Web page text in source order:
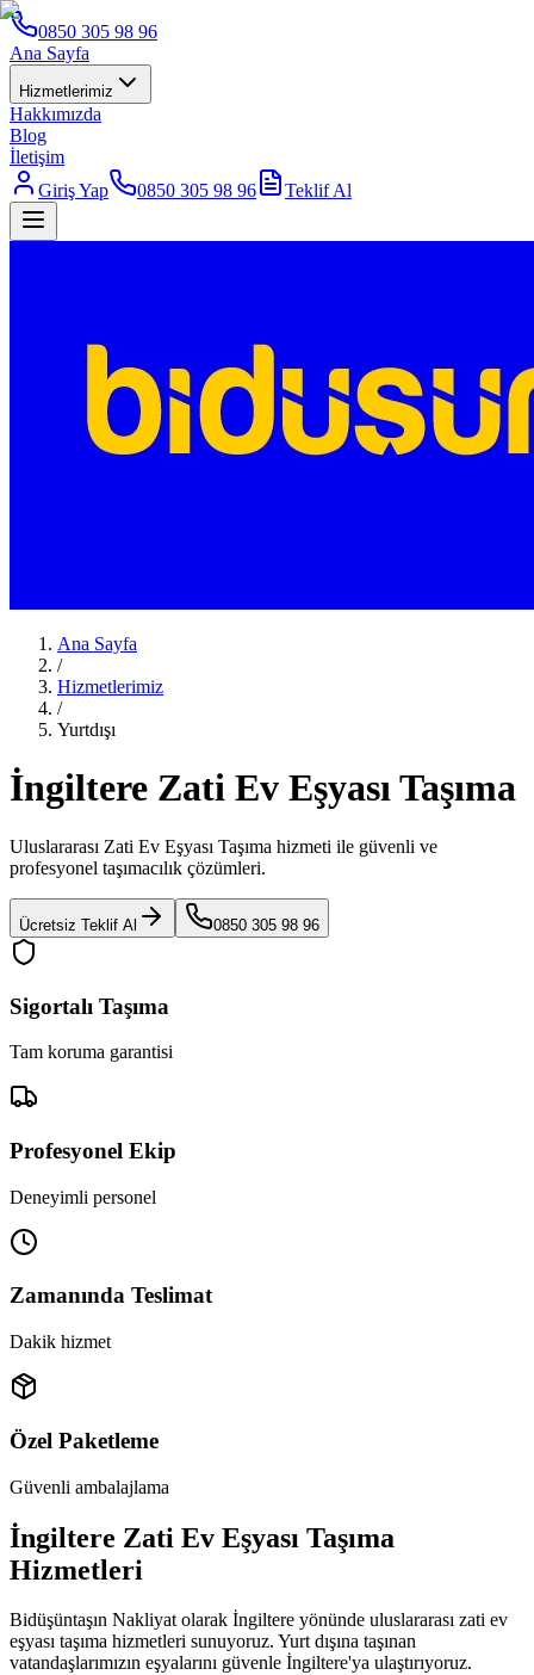
0850 305 98 96
Ana Sayfa
Hizmetlerimiz
Hakkımızda
Blog
İletişim
Giriş Yap
0850 305 98 96 Teklif Al
Ana Sayfa
/
Hizmetlerimiz
/
Yurtdışı
İngiltere Zati Ev Eşyası Taşıma
Uluslararası Zati Ev Eşyası Taşıma hizmeti ile güvenli ve
profesyonel taşımacılık çözümleri.
Ücretsiz Teklif Al 0850 305 98 96
Sigortalı Taşıma
Tam koruma garantisi
Profesyonel Ekip
Deneyimli personel
Zamanında Teslimat
Dakik hizmet
Özel Paketleme
Güvenli ambalajlama
İngiltere Zati Ev Eşyası Taşıma
Hizmetleri
Bidüşüntaşın Nakliyat olarak İngiltere yönünde uluslararası zati ev
eşyası taşıma hizmetleri sunuyoruz. Yurt dışına taşınan
vatandaşlarımızın eşyalarını güvenle İngiltere'ya ulaştırıyoruz.